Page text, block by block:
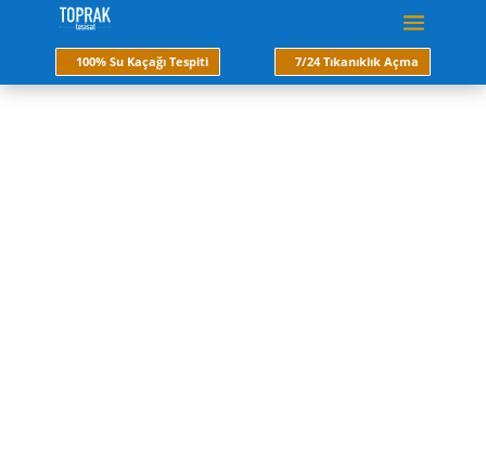
100% Su Kaçağı Tespiti 7/24 Tıkanıklık Açma
İstanbul acil su